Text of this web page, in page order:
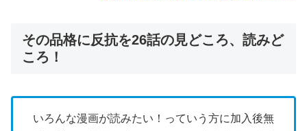
その品格に反抗を26話の見どころ、読みど
ころ！
いろんな漫画が読みたい！っていう方に加入後無